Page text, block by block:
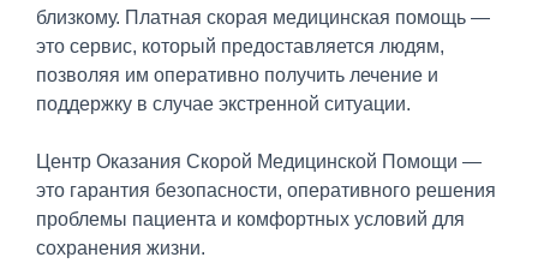
близкому. Платная скорая медицинская помощь —
это сервис, который предоставляется людям,
позволяя им оперативно получить лечение и
поддержку в случае экстренной ситуации.
Центр Оказания Скорой Медицинской Помощи —
это гарантия безопасности, оперативного решения
проблемы пациента и комфортных условий для
сохранения жизни.